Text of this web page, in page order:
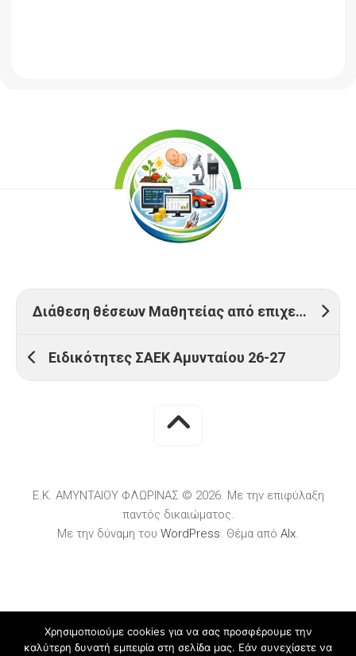
Διάθεση θέσεων Μαθητείας από επιχειρήσεις ιδιωτικού τομέα για το Μεταλυκειακό Έτος– Τάξη Μαθητείας των ΕΠΑ.Λ. περιόδου 2026-2027 (ΙΑ΄ Φάση)
Ειδικότητες ΣΑΕΚ Αμυνταίου 26-27
Ε.Κ. ΑΜΥΝΤΑΙΟΥ ΦΛΩΡΙΝΑΣ © 2026. Με την επιφύλαξη
παντός δικαιώματος.
Με την δύναμη του WordPress. Θέμα από Alx.
Χρησιμοποιούμε cookies για να σας προσφέρουμε την
καλύτερη δυνατή εμπειρία στη σελίδα μας. Εάν συνεχίσετε να